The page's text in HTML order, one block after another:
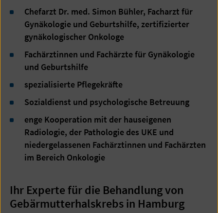
Chefarzt Dr. med. Simon Bühler, Facharzt für
Gynäkologie und Geburtshilfe, zertifizierter
gynäkologischer Onkologe
Fachärztinnen und Fachärzte für Gynäkologie
und Geburtshilfe
spezialisierte Pflegekräfte
Sozialdienst und psychologische Betreuung
enge Kooperation mit der hauseigenen
Radiologie, der Pathologie des UKE und
niedergelassenen Fachärztinnen und Fachärzten
im Bereich Onkologie
Ihr Experte für die Behandlung von
Gebärmutterhalskrebs in Hamburg